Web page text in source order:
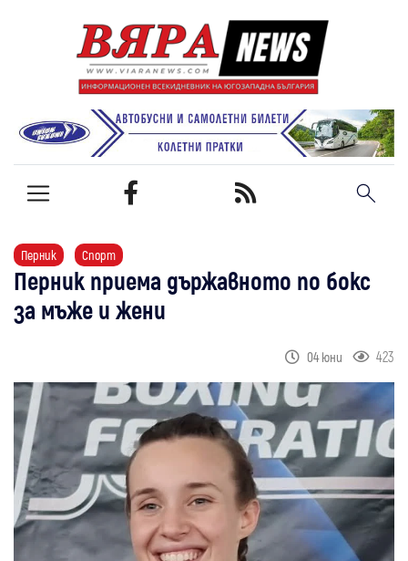
Перник Спорт
Перник приема държавното по бокс
за мъже и жени
04 юни 423